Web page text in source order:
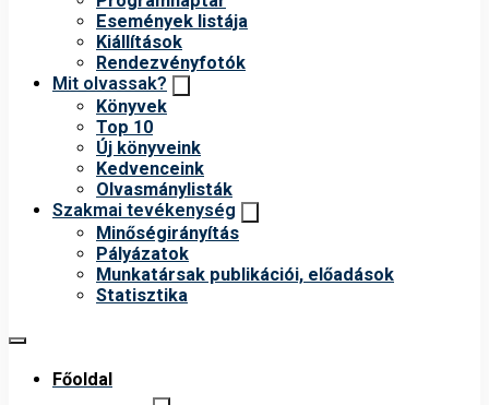
Események listája
Kiállítások
Rendezvényfotók
Mit olvassak?
Könyvek
Top 10
Új könyveink
Kedvenceink
Olvasmánylisták
Szakmai tevékenység
Minőségirányítás
Pályázatok
Munkatársak publikációi, előadások
Statisztika
Főoldal